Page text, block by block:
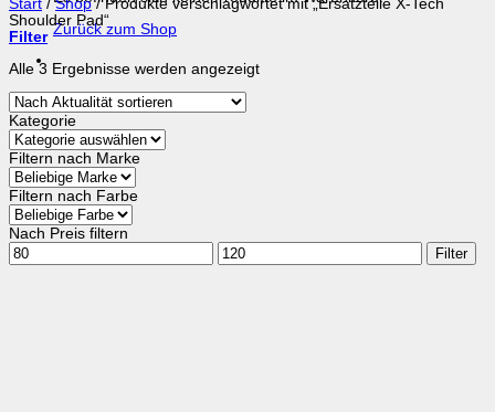
Zurück zum Shop
Start / Shop /Produkte verschlagwortet mit „Ersatzteile X-Tech
Shoulder Pad“
Filter
Alle 3 Ergebnisse werden angezeigtNach
Kategorie
Filtern nach Marke
Filtern nach Farbe
Nach Preis filtern
Min.
Preis
Max.
Preis
Filter